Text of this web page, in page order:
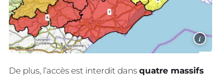
i
De plus, l’accès est interdit dans quatre massifs